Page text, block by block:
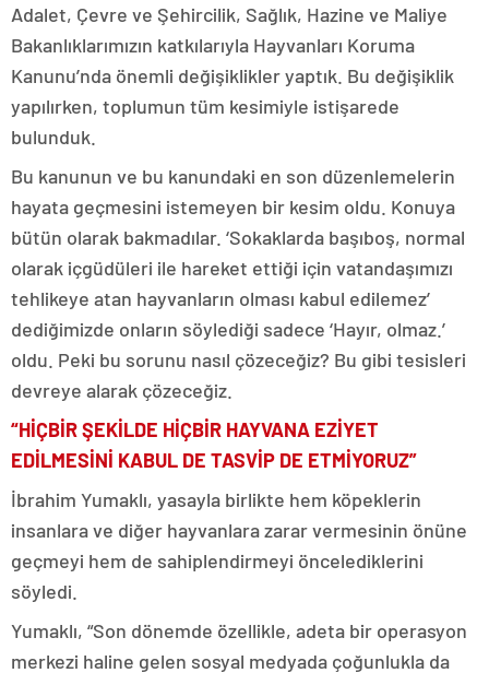
Adalet, Çevre ve Şehircilik, Sağlık, Hazine ve Maliye
Bakanlıklarımızın katkılarıyla Hayvanları Koruma
Kanunu’nda önemli değişiklikler yaptık. Bu değişiklik
yapılırken, toplumun tüm kesimiyle istişarede
bulunduk.
Bu kanunun ve bu kanundaki en son düzenlemelerin
hayata geçmesini istemeyen bir kesim oldu. Konuya
bütün olarak bakmadılar. ‘Sokaklarda başıboş, normal
olarak içgüdüleri ile hareket ettiği için vatandaşımızı
tehlikeye atan hayvanların olması kabul edilemez’
dediğimizde onların söylediği sadece ‘Hayır, olmaz.’
oldu. Peki bu sorunu nasıl çözeceğiz? Bu gibi tesisleri
devreye alarak çözeceğiz.
“HİÇBİR ŞEKİLDE HİÇBİR HAYVANA EZİYET
EDİLMESİNİ KABUL DE TASVİP DE ETMİYORUZ”
İbrahim Yumaklı, yasayla birlikte hem köpeklerin
insanlara ve diğer hayvanlara zarar vermesinin önüne
geçmeyi hem de sahiplendirmeyi öncelediklerini
söyledi.
Yumaklı, “Son dönemde özellikle, adeta bir operasyon
merkezi haline gelen sosyal medyada çoğunlukla da